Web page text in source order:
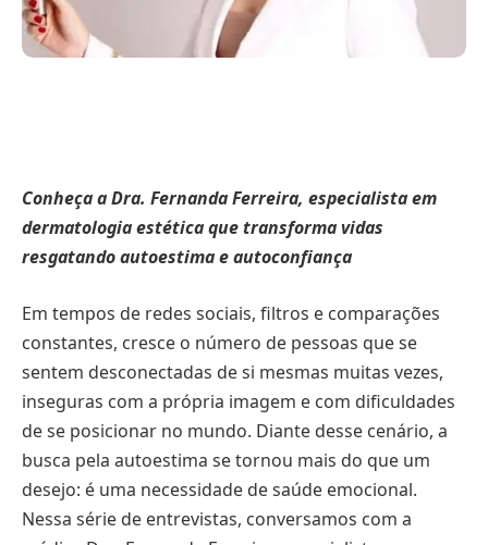
Conheça a Dra. Fernanda Ferreira, especialista em
dermatologia estética que transforma vidas
resgatando autoestima e autoconfiança
Em tempos de redes sociais, filtros e comparações
constantes, cresce o número de pessoas que se
sentem desconectadas de si mesmas muitas vezes,
inseguras com a própria imagem e com dificuldades
de se posicionar no mundo. Diante desse cenário, a
busca pela autoestima se tornou mais do que um
desejo: é uma necessidade de saúde emocional.
Nessa série de entrevistas, conversamos com a